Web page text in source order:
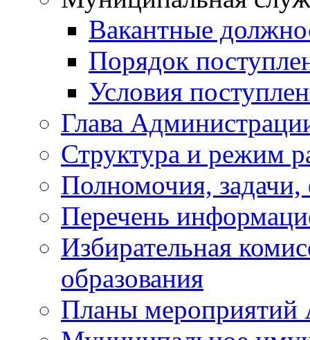
Вакантные
Порядок
Условия
Глава
Структура и режим
Полномочия,
Перечень
Избирательная
образования
Планы мероприятий